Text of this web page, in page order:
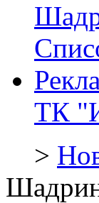
ТК
>